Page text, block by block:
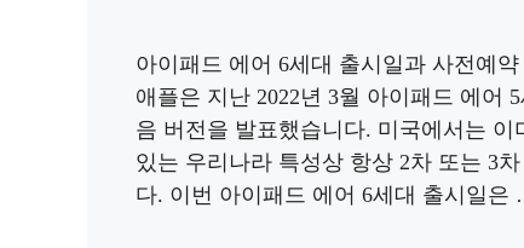
아이패드 에어 6세대 출시일과 사전예
애플은 지난 2022년 3월 아이패드 에어
음 버전을 발표했습니다. 미국에서는
있는 우리나라 특성상 항상 2차 또는 3
다. 이번 아이패드 에어 6세대 출시일은